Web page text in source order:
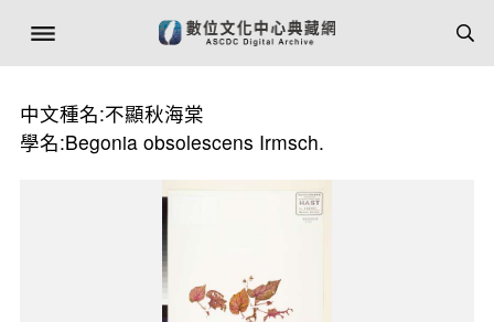
中文種名:不顯秋海棠
學名:Begonia obsolescens Irmsch.